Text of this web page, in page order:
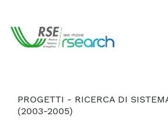
PROGETTI - RICERCA DI
(2003-2005)